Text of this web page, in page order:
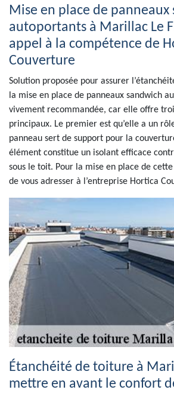
Mise en place de panneaux
autoportants à Marillac Le
appel à la compétence de
Couverture
Solution proposée pour assurer
la mise en place de panneaux sandwich
vivement recommandée, car elle offre
principaux. Le premier est qu’elle a un
panneau sert de support pour la
élément constitue un isolant efficace
sous le toit. Pour la mise en place de
de vous adresser à l’entreprise Hortica
Étanchéité de toiture à
mettre en avant le confort